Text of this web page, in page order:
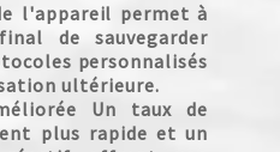
l'appareil permet à
de sauvegarder
personnalisés
ultérieure.
Un taux de
plus rapide et un